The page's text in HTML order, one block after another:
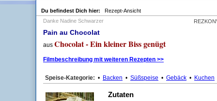
Du befindest Dich hier:
Rezept-Ansicht
Danke Nadine Schwarzer
Pain au Chocolat
aus Chocolat - Ein kleiner Biss genügt
Filmbeschreibung mit weiteren Rezepten >>
Speise-Kategorie: • Backen • Süßspeise • Gebäck • Kuchen
Zutaten